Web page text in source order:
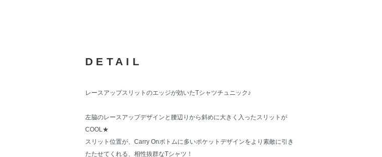
DETAIL
レースアップスリットのエッジが効いたTシャツチュニック♪
左脇のレースアップデザインと腰辺りから斜めに大きく入ったスリットが
COOL★
スリット位置が、Carry Onボトムに多いポケットデザインをより素敵に引き
たたせてくれる、相性抜群なTシャツ！